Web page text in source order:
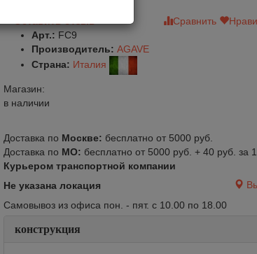
Сравнить
Арт.: FC9
Производитель: AGAVE
Страна: Италия
Магазин:
в наличии
Доставка по Москве: бесплатно от 5000 руб.
Доставка по МО: бесплатно от 5000 руб. + 40 руб. за
Курьером транспортной компании
Не указана локация
Самовывоз из офиса пон. - пят. с 10.00 по 18.00
конструкция